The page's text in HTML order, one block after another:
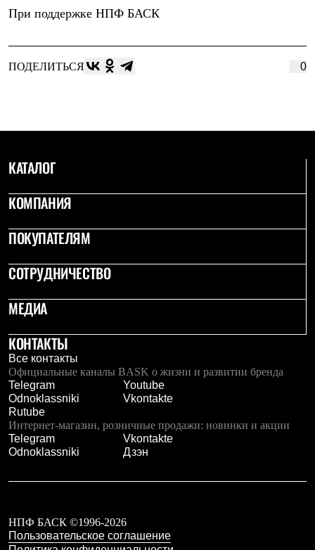
При поддержке НПФ БАСК
ПОДЕЛИТЬСЯ 0
КАТАЛОГ
КОМПАНИЯ
ПОКУПАТЕЛЯМ
СОТРУДНИЧЕСТВО
МЕДИА
КОНТАКТЫ
Все контакты
Официальные каналы BASK о жизни и развитии бренда
Telegram
Youtube
Odnoklassniki
Vkontakte
Rutube
Интернет-магазин, розничные продажи: новинки и акции
Telegram
Vkontakte
Odnoklassniki
Дзэн
НПФ БАСК ©1996-2026
Пользовательское соглашение